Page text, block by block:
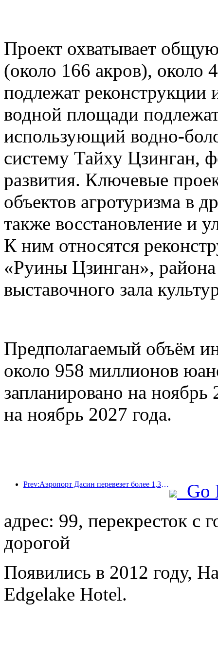
Проект охватывает
(около 166 акров), около
подлежат реконструкции
водной площади
использующий водно-
систему Тайху Цзинган,
развития. Ключевые
объектов агротуризма в
также восстановление и
К ним относятся
«Руины Цзинган»,
выставочного зала
Предполагаемый объём
около 958 миллионов
запланировано на
на ноябрь 2027 года.
Prev:Аэропорт Дасин перевезет более 1,3 миллиона пассажиров в период празднования Дня независимости в 2025 году.
Go
адрес: 99, перекресток с
дорогой
Появились в 2012 году,
Edgelake Hotel.